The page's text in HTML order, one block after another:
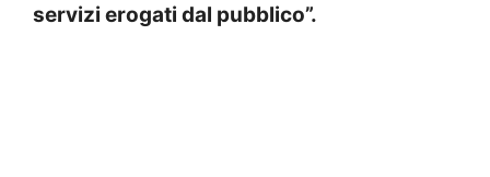
servizi erogati dal pubblico”.